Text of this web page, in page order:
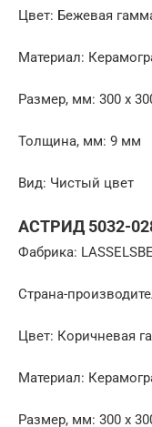
Цвет: Бежевая
Материал:
Размер, мм: 300 x
Толщина, мм: 9 мм
Вид: Чистый цвет
АСТРИД 5032-
Фабрика:
Страна-
Цвет: Коричневая
Материал:
Размер, мм: 300 x